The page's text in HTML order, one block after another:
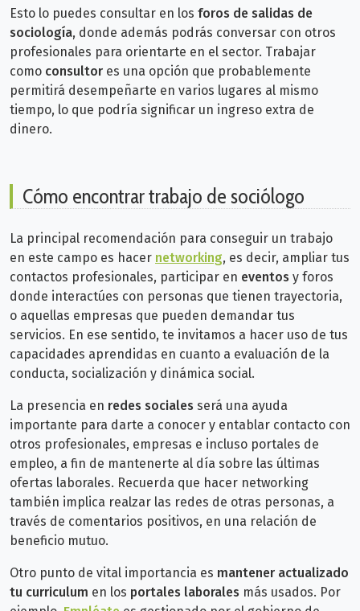
Esto lo puedes consultar en los foros de salidas de
sociología, donde además podrás conversar con otros
profesionales para orientarte en el sector. Trabajar
como consultor es una opción que probablemente
permitirá desempeñarte en varios lugares al mismo
tiempo, lo que podría significar un ingreso extra de
dinero.
Cómo encontrar trabajo de sociólogo
La principal recomendación para conseguir un trabajo
en este campo es hacer networking, es decir, ampliar tus
contactos profesionales, participar en eventos y foros
donde interactúes con personas que tienen trayectoria,
o aquellas empresas que pueden demandar tus
servicios. En ese sentido, te invitamos a hacer uso de tus
capacidades aprendidas en cuanto a evaluación de la
conducta, socialización y dinámica social.
La presencia en redes sociales será una ayuda
importante para darte a conocer y entablar contacto con
otros profesionales, empresas e incluso portales de
empleo, a fin de mantenerte al día sobre las últimas
ofertas laborales. Recuerda que hacer networking
también implica realzar las redes de otras personas, a
través de comentarios positivos, en una relación de
beneficio mutuo.
Otro punto de vital importancia es mantener actualizado
tu curriculum en los portales laborales más usados. Por